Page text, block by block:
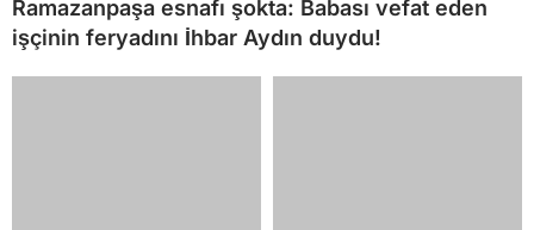
Ramazanpaşa esnafı şokta: Babası vefat eden
işçinin feryadını İhbar Aydın duydu!